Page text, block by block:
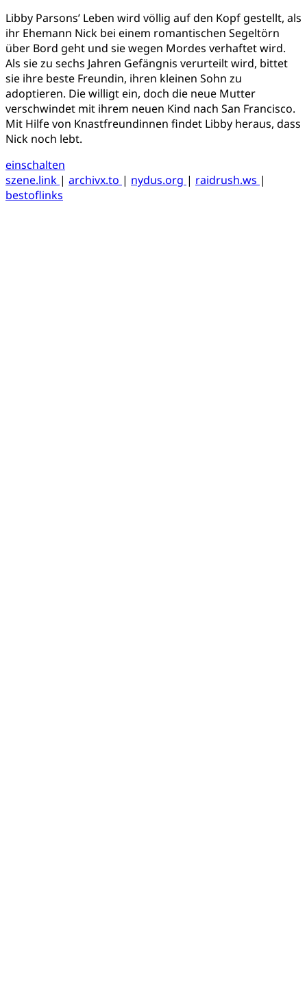
Libby Parsons’ Leben wird völlig auf den Kopf gestellt, als
ihr Ehemann Nick bei einem romantischen Segeltörn
über Bord geht und sie wegen Mordes verhaftet wird.
Als sie zu sechs Jahren Gefängnis verurteilt wird, bittet
sie ihre beste Freundin, ihren kleinen Sohn zu
adoptieren. Die willigt ein, doch die neue Mutter
verschwindet mit ihrem neuen Kind nach San Francisco.
Mit Hilfe von Knastfreundinnen findet Libby heraus, dass
Nick noch lebt.
einschalten
szene.link | archivx.to | nydus.org | raidrush.ws |
bestoflinks